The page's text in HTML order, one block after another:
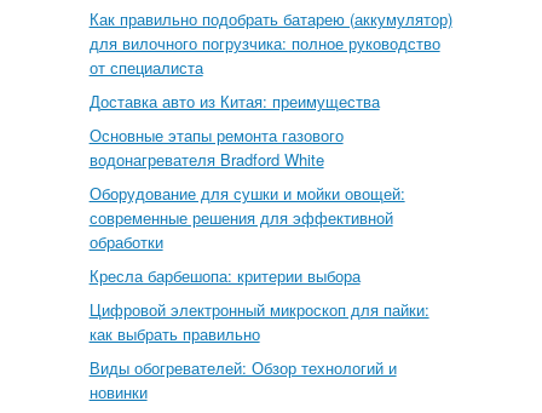
Как правильно подобрать батарею (аккумулятор)
для вилочного погрузчика: полное руководство
от специалиста
Доставка авто из Китая: преимущества
Основные этапы ремонта газового
водонагревателя Bradford White
Оборудование для сушки и мойки овощей:
современные решения для эффективной
обработки
Кресла барбешопа: критерии выбора
Цифровой электронный микроскоп для пайки:
как выбрать правильно
Виды обогревателей: Обзор технологий и
новинки